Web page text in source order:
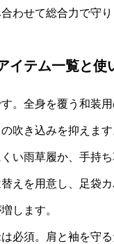
わせて総合力で守り
イテム一覧と使
。全身を覆う和装
吹き込みを抑えます
い雨草履か、手持
えを用意し、足袋
します。
必須。肩と袖を守